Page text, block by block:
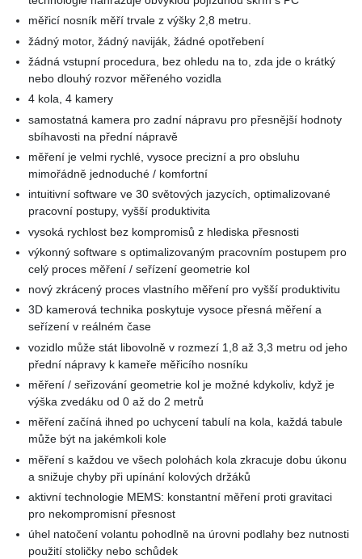
měřicí nosník měří trvale z výšky 2,8 metru.
žádný motor, žádný naviják, žádné opotřebení
žádná vstupní procedura, bez ohledu na to, zda jde o krátký
nebo dlouhý rozvor měřeného vozidla
4 kola, 4 kamery
samostatná kamera pro zadní nápravu pro přesnější hodnoty
sbíhavosti na přední nápravě
měření je velmi rychlé, vysoce precizní a pro obsluhu
mimořádně jednoduché / komfortní
intuitivní software ve 30 světových jazycích, optimalizované
pracovní postupy, vyšší produktivita
vysoká rychlost bez kompromisů z hlediska přesnosti
výkonný software s optimalizovaným pracovním postupem pro
celý proces měření / seřízení geometrie kol
nový zkrácený proces vlastního měření pro vyšší produktivitu
3D kamerová technika poskytuje vysoce přesná měření a
seřízení v reálném čase
vozidlo může stát libovolně v rozmezí 1,8 až 3,3 metru od jeho
přední nápravy k kameře měřicího nosníku
měření / seřizování geometrie kol je možné kdykoliv, když je
výška zvedáku od 0 až do 2 metrů
měření začíná ihned po uchycení tabulí na kola, každá tabule
může být na jakémkoli kole
měření s každou ve všech polohách kola zkracuje dobu úkonu
a snižuje chyby při upínání kolových držáků
aktivní technologie MEMS: konstantní měření proti gravitaci
pro nekompromisní přesnost
úhel natočení volantu pohodlně na úrovni podlahy bez nutnosti
použití stoličky nebo schůdek